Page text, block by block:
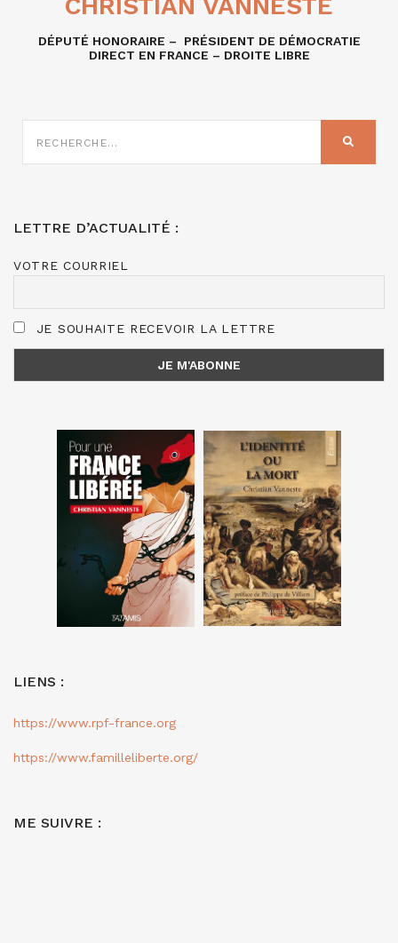
DÉPUTÉ HONORAIRE – PRÉSIDENT DE DÉMOCRATIE
DIRECT EN FRANCE – DROITE LIBRE
RECHERCHE
SUR
LETTRE D’ACTUALITÉ :
VOTRE COURRIEL
JE SOUHAITE RECEVOIR LA LETTRE
LIENS :
https://www.rpf-france.org
https://www.familleliberte.org/
ME SUIVRE :